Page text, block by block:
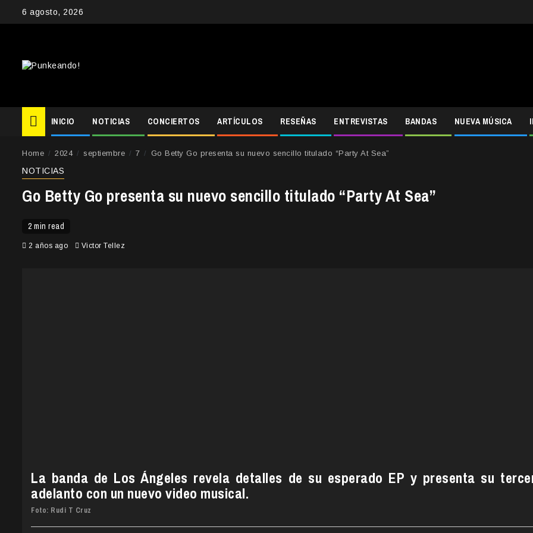
6 agosto, 2026
INICIO NOTICIAS CONCIERTOS ARTÍCULOS RESEÑAS ENTREVISTAS BANDAS NUEVA MÚSICA
Home 2024 septiembre 7 Go Betty Go presenta su nuevo sencillo titulado “Party At Sea”
NOTICIAS
Go Betty Go presenta su nuevo sencillo titulado “Party At Sea”
2 min read
2 años ago Victor Tellez
La banda de Los Ángeles revela detalles de su esperado EP y presenta su
adelanto con un nuevo video musical.
Foto: Rudi T Cruz